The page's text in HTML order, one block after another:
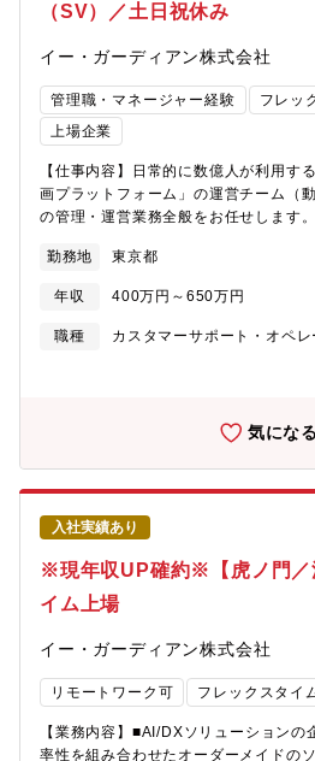
■イー・ガーディアンへの転職理由「
衝』に挑戦したい」という想いから入
も安心して挑戦できる環境「スーパー
「これまで他業界で英語を使って接客
方も歓迎です。異業界出身の先輩が、
ップアップして活躍しています。【ポ
ル × マネジメントで得られるキャリア
トフォームに直接関わる希少な経験■日
手ショート動画プラットフォームの動
アルタイムでサービスの品質・安全性
外資系クライアントとの折衝で磨かれ
で、グローバルに通用するコミュニケ
決・フロー構築のスキルが同時に身に
ター組織を、生産性・品質スコアのデ
メントします。■ヒトの育成だけでな
視点が自然と身につく環境です。■将
ンへのキャリアパスも描けます。
（SV）／土日祝休み
イー・ガーディアン株式会社
管理職・マネージャー経験
フレッ
上場企業
【仕事内容】日常的に数億人が利用す
画プラットフォーム」の運営チーム（
の管理・運営業務全般をお任せします
していただくポジションです。「サポ
に留まらず、以下の管理業務をメイン
ム全体のKPI管理、および生産性向上
査のスピードや品質など、チーム全体
ジメント・オペレーターのサポート、
実管理（予算・コスト・人員配置の最
算やコスト、人員バランスの管理と最
組織運営を行います。■クライアント
アントとの対等な交渉や提案、定例ミ
を行います。【募集背景】大手外資系
ト拡大にともない、現場チームを実質
ただくスーパーバイザー（SV）を募集
（KPI管理）やメンバー育成に当事者
る、主体性重視の採用です。「これか
します。【組織構成】・マネージャ：1
名・オペレーター：185名※20代・30
躍中の活気ある環境です。【ポジショ
から「市場価値の高いリーダー」へス
実管理、ピープルマネジメントといっ
勤務地 東京都
年収 400万円～650万円
職種
カスタマーサポート・オペレ
気になる
入社実績あり
※現年収UP確約※【虎ノ門／
イム上場
イー・ガーディアン株式会社
リモートワーク可 フレックスタイ
【業務内容】■AI/DXソリューション
率性を組み合わせたオーダーメイドの